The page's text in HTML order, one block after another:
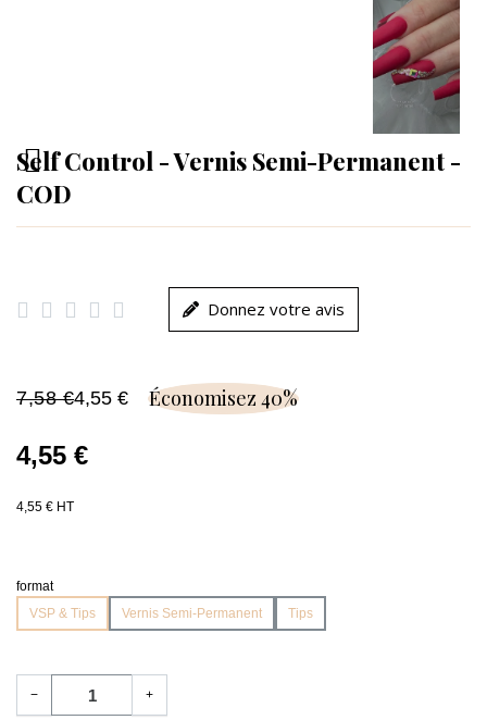
Self Control - Vernis Semi-Permanent -
COD
     Donnez votre avis
7,58 €4,55 € Économisez 40%
4,55 €
4,55 € HT
format
VSP & Tips
Vernis Semi-Permanent Tips
− +